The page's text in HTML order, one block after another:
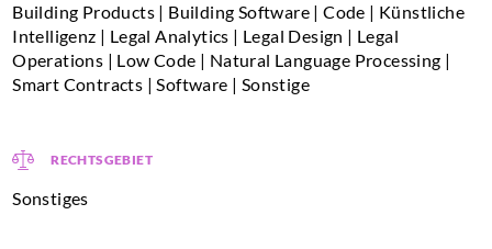
Building Products | Building Software | Code | Künstliche
Intelligenz | Legal Analytics | Legal Design | Legal
Operations | Low Code | Natural Language Processing |
Smart Contracts | Software | Sonstige
RECHTSGEBIET
Sonstiges